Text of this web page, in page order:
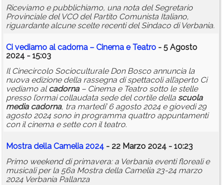
Riceviamo e pubblichiamo, una nota del Segretario
Provinciale del VCO del Partito Comunista Italiano,
riguardante alcune scelte recenti del Sindaco di Verbania.
Ci vediamo alcadorna – Cinema e Teatro - 5 Agosto
2024 - 15:03
Il Cinecircolo Socioculturale Don Bosco annuncia la
nuova edizione della rassegna di spettacoli all’aperto Ci
vediamo alcadorna– Cinema e Teatro sotto le stelle
presso l’ormai collaudata sede del cortile della scuola
media cadorna, tra martedi’ 6 agosto 2024 e giovedi 29
agosto 2024 sono in programma quattro appuntamenti
con il cinema e sette con il teatro.
Mostra della Camelia 2024 - 22 Marzo 2024 - 10:23
Primo weekend di primavera: a Verbania eventi floreali e
musicali per la 56a Mostra della Camelia 23-24 marzo
2024 Verbania Pallanza